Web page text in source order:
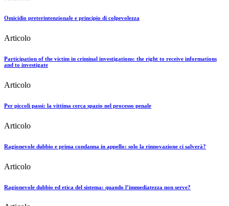
Omicidio preterintenzionale e principio di colpevolezza
Articolo
Participation of the victim in criminal investigations: the right to receive informations
and to investigate
Articolo
Per piccoli passi: la vittima cerca spazio nel processo penale
Articolo
Ragionevole dubbio e prima condanna in appello: solo la rinnovazione ci salverà?
Articolo
Ragionevole dubbio ed etica del sistema: quando l’immediatezza non serve?